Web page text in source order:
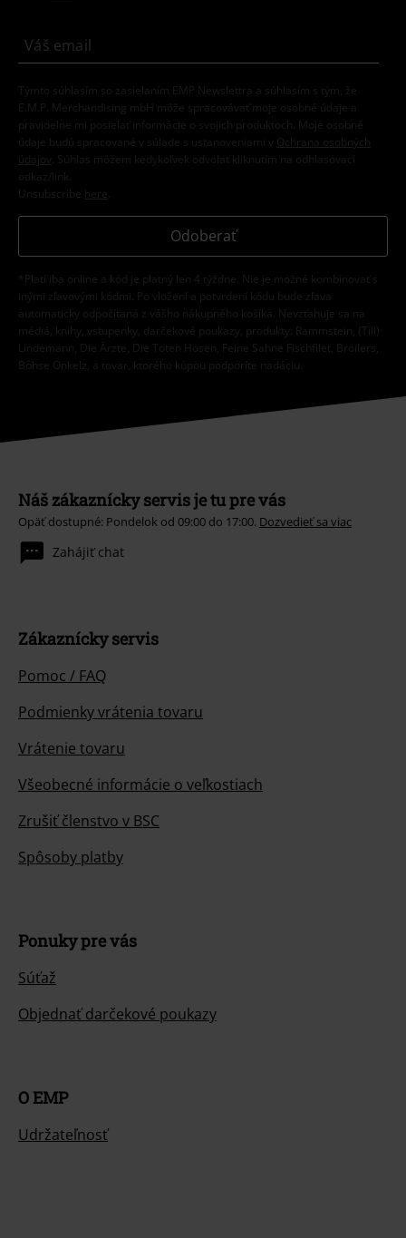
Týmto súhlasím so zasielaním EMP Newslettra a súhlasím s tým, že
E.M.P. Merchandising mbH môže spracovávať moje osobné údaje a
pravidelne mi posielať informácie o svojich produktoch. Moje osobné
údaje budú spracované v súlade s ustanoveniami v
Ochrana osobných
údajov
. Súhlas môžem kedykoľvek odvolať kliknutím na odhlasovací
odkaz/link.
Unsubscribe here
Odoberať
*Platí iba online a kód je platný len 4 týždne. Nie je možné kombinovať s
inými zľavovými kódmi. Po vložení a potvrdení kódu bude zľava
automaticky odpočítaná z vášho nákupného košíka. Nevzťahuje sa na
médiá, knihy, vstupenky, darčekové poukazy, produkty: Rammstein, (Till)
Lindemann, Die Ärzte, Die Toten Hosen, Feine Sahne Fischfilet, Broilers,
Böhse Onkelz, a tovar, ktorého kúpou podporíte nadáciu.
Náš zákaznícky servis je tu pre vás
Opäť dostupné: Pondelok od 09:00 do 17:00. Dozvedieť sa viac
Zahájiť chat
Zákaznícky servis
Pomoc / FAQ
Podmienky vrátenia tovaru
Vrátenie tovaru
Všeobecné informácie o veľkostiach
Zrušiť členstvo v BSC
Spôsoby platby
Ponuky pre vás
Súťaž
Objednať darčekové poukazy
O EMP
Udržateľnosť